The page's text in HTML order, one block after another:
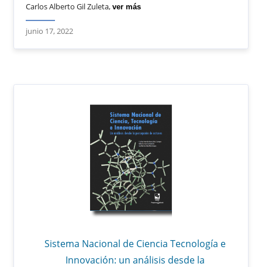
Carlos Alberto Gil Zuleta,ver más
junio 17, 2022
Sistema Nacional de Ciencia Tecnología e
Innovación: un análisis desde la